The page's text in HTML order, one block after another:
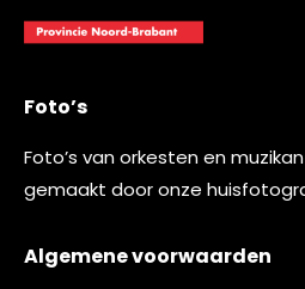
Foto’s
Foto’s van orkesten en
gemaakt door onze
Algemene voorwaarden